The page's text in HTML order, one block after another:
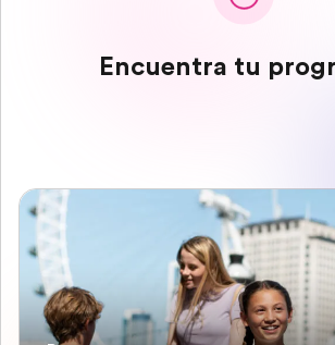
Encuentra tu